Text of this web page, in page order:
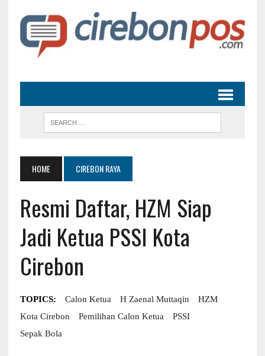
HOME CIREBON RAYA
Resmi Daftar, HZM Siap
Jadi Ketua PSSI Kota
Cirebon
TOPICS: Calon Ketua H Zaenal Muttaqin
HZM
Kota Cirebon
Pemilihan Calon Ketua
PSSI
Sepak Bola